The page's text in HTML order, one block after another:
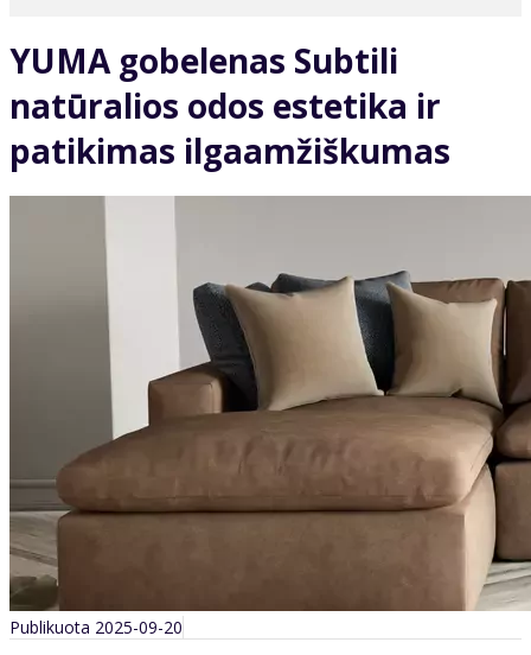
YUMA gobelenas Subtili
natūralios odos estetika ir
patikimas ilgaamžiškumas
Publikuota 2025-09-20